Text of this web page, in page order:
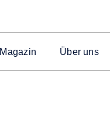
Magazin Über uns